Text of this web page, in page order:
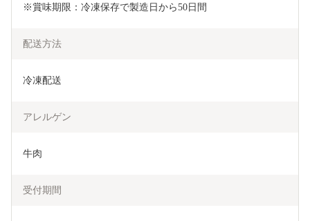
※賞味期限：冷凍保存で製造日から50日間
配送方法
冷凍配送
アレルゲン
牛肉
受付期間